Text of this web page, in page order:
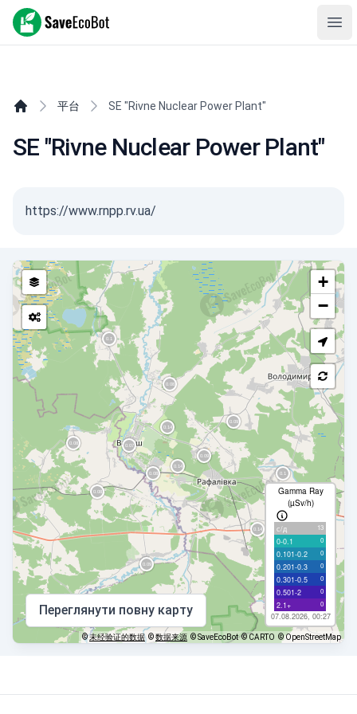
SaveEcoBot
平台 SE "Rivne Nuclear Power Plant"
SE "Rivne Nuclear Power Plant"
https://www.rnpp.rv.ua/
+
−
Gamma Ray
(µSv/h)
с/д 13
0-0.1 0
0.101-0.2 0
0.201-0.3 0
0.301-0.5 0
0.501-2 0
2.1+ 0
07.08.2026, 00:27
Переглянути повну карту
©未经验证的数据 ©数据来源 © SaveEcoBot © CARTO © OpenStreetMap